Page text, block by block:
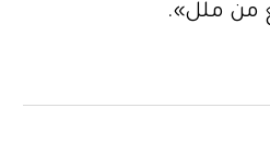
من ملل».